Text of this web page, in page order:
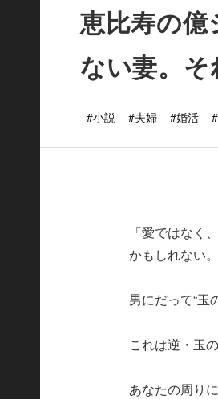
恵比寿の
ない妻。
#小説 #夫婦 #婚活
「愛ではなく
かもしれない。
男にだって“玉
これは逆・玉
あなたの周り